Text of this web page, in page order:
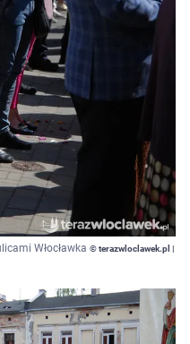
Włocławka © terazwloclawek.pl |